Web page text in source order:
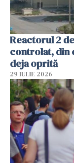
Reactorul 2
controlat, din
deja oprită
29 IULIE 2026